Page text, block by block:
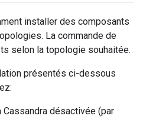
installer des composants
La commande de
selon la topologie souhaitée.
présentés ci-dessous
désactivée (par